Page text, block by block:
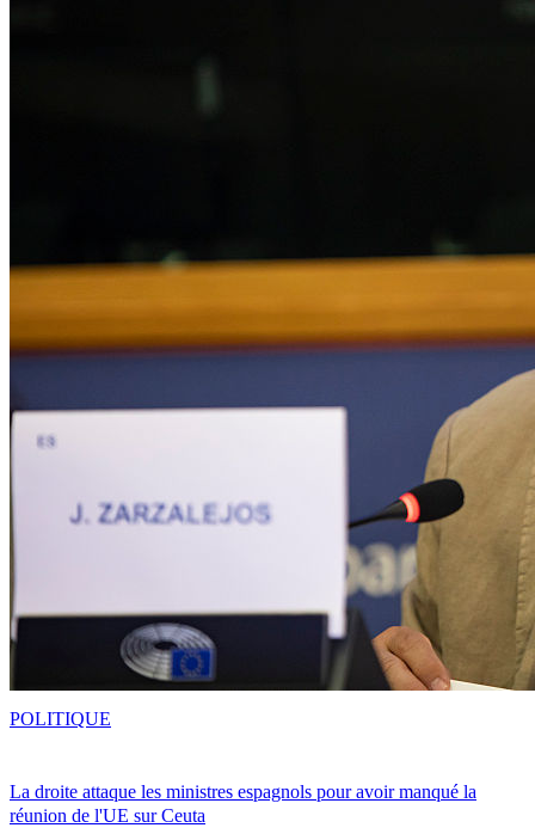
La droite attaque les ministres espagnols pour avoir manqué la
réunion de l'UE sur Ceuta
POLITIQUE